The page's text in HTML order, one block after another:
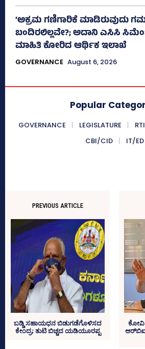
‘ಅಕ್ರಮ ಗಣಿಗಾರಿಕೆ ಮಾಡಿರುವುದು
ಬಂದಿರಲಿಲ್ಲವೇ?; ಅದಾನಿ ಎಸಿಸಿ
ಮಾಹಿತಿ ಕೋರಿದ ಆರ್ಥಿಕ ಇಲಾಖೆ
GOVERNANCE August 6, 2026
Popular
GOVERNANCE LEGISLATURE RTI
CBI/CID
IT/ED
PREVIOUS ARTICLE
ಬಡ್ಡಿ ಸಹಾಯಧನ ಬಿಡುಗಡೆಗೊಳಿಸದ
ಕೇಂದ್ರ; ತುಟಿ ಬಿಚ್ಚದ ಯಡಿಯೂರಪ್ಪ ಆರ್‌ಬಿಐ